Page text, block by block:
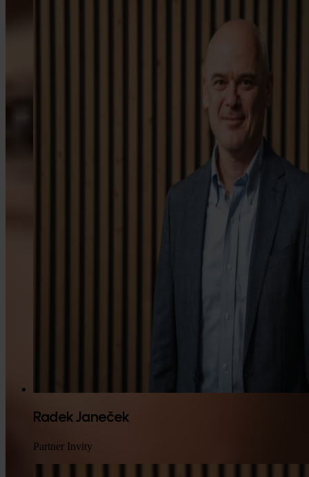
Radek Janeček
Partner Invity